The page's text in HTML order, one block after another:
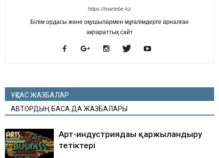
https://martebe.kz
Білім ордасы және оқушылармен мұғалімдерге арналған
ақпараттық сайт
ҰҚСАС ЖАЗБАЛАР
АВТОРДЫҢ БАСҚА ДА ЖАЗБАЛАРЫ
Арт-индустриядағы қаржыландыру
тетіктері